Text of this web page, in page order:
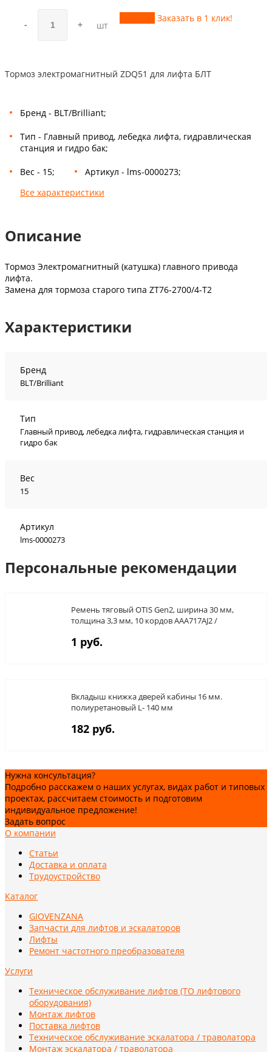
- + шт
Заказать в 1 клик!
Тормоз электромагнитный ZDQ51 для лифта БЛТ
Бренд - BLT/Brilliant;
Тип - Главный привод, лебедка лифта, гидравлическая
станция и гидро бак;
Вес - 15;
Артикул - lms-0000273;
Все характеристики
Описание
Тормоз Электромагнитный (катушка) главного привода
лифта.
Замена для тормоза старого типа ZT76-2700/4-T2
Характеристики
Бренд
BLT/Brilliant
Тип
Главный привод, лебедка лифта, гидравлическая станция и
гидро бак
Вес
15
Артикул
lms-0000273
Персональные рекомендации
Ремень тяговый OTIS Gen2, ширина 30 мм,
толщина 3,3 мм, 10 кордов AAA717AJ2 /
1 руб.
Вкладыш книжка дверей кабины 16 мм.
полиуретановый L- 140 мм
182 руб.
Нужна консультация?
Подробно расскажем о наших услугах, видах работ и типовых
проектах, рассчитаем стоимость и подготовим
индивидуальное предложение!
Задать вопрос
О компании
Статьи
Доставка и оплата
Трудоустройство
Каталог
GIOVENZANA
Запчасти для лифтов и эскалаторов
Лифты
Ремонт частотного преобразователя
Услуги
Техническое обслуживание лифтов (ТО лифтового
оборудования)
Монтаж лифтов
Поставка лифтов
Техническое обслуживание эскалатора / траволатора
Монтаж эскалатора / траволатора